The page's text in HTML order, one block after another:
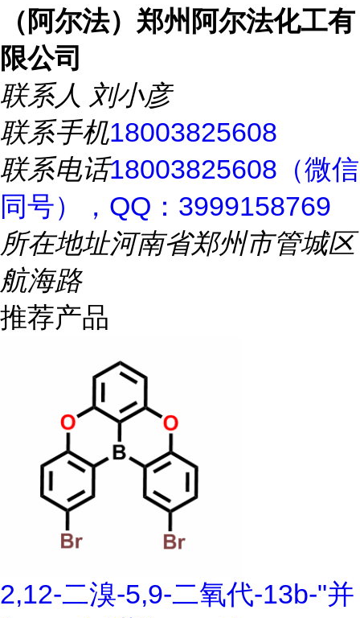
（阿尔法）郑州阿尔法化工有
限公司
联系人 刘小彦
联系手机18003825608
联系电话18003825608（微信
同号），QQ：3999158769
所在地址河南省郑州市管城区
航海路
推荐产品
2,12-二溴-5,9-二氧代-13b-"并